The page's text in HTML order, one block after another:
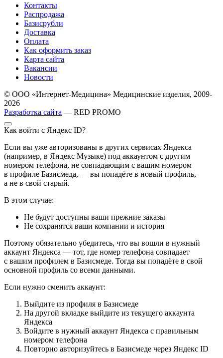
Контакты
Распродажа
Базисрубли
Доставка
Оплата
Как оформить заказ
Карта сайта
Вакансии
Новости
© ООО «Интернет-Медицина» Медицинские изделия, 2009-
2026
Разработка сайта — RED PROMO
Как войти с Яндекс ID?
Если вы уже авторизованы в других сервисах Яндекса
(например, в Яндекс Музыке) под аккаунтом с другим
номером телефона, не совпадающим с вашим номером
в профиле Базисмеда, — вы попадёте в новый профиль,
а не в свой старый.
В этом случае:
Не будут доступны ваши прежние заказы
Не сохранятся ваши компании и история
Поэтому обязательно убедитесь, что вы вошли в нужный
аккаунт Яндекса — тот, где номер телефона совпадает
с вашим профилем в Базисмеде. Тогда вы попадёте в свой
основной профиль со всеми данными.
Если нужно сменить аккаунт:
Выйдите из профиля в Базисмеде
На другой вкладке выйдите из текущего аккаунта
Яндекса
Войдите в нужный аккаунт Яндекса с правильным
номером телефона
Повторно авторизуйтесь в Базисмеде через Яндекс ID